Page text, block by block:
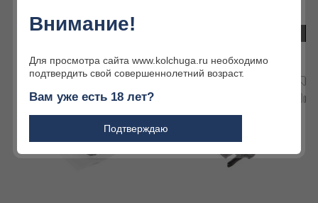
Внимание!
Для просмотра сайта www.kolchuga.ru необходимо
подтвердить свой совершеннолетний возраст.
Вам уже есть 18 лет?
Подтверждаю